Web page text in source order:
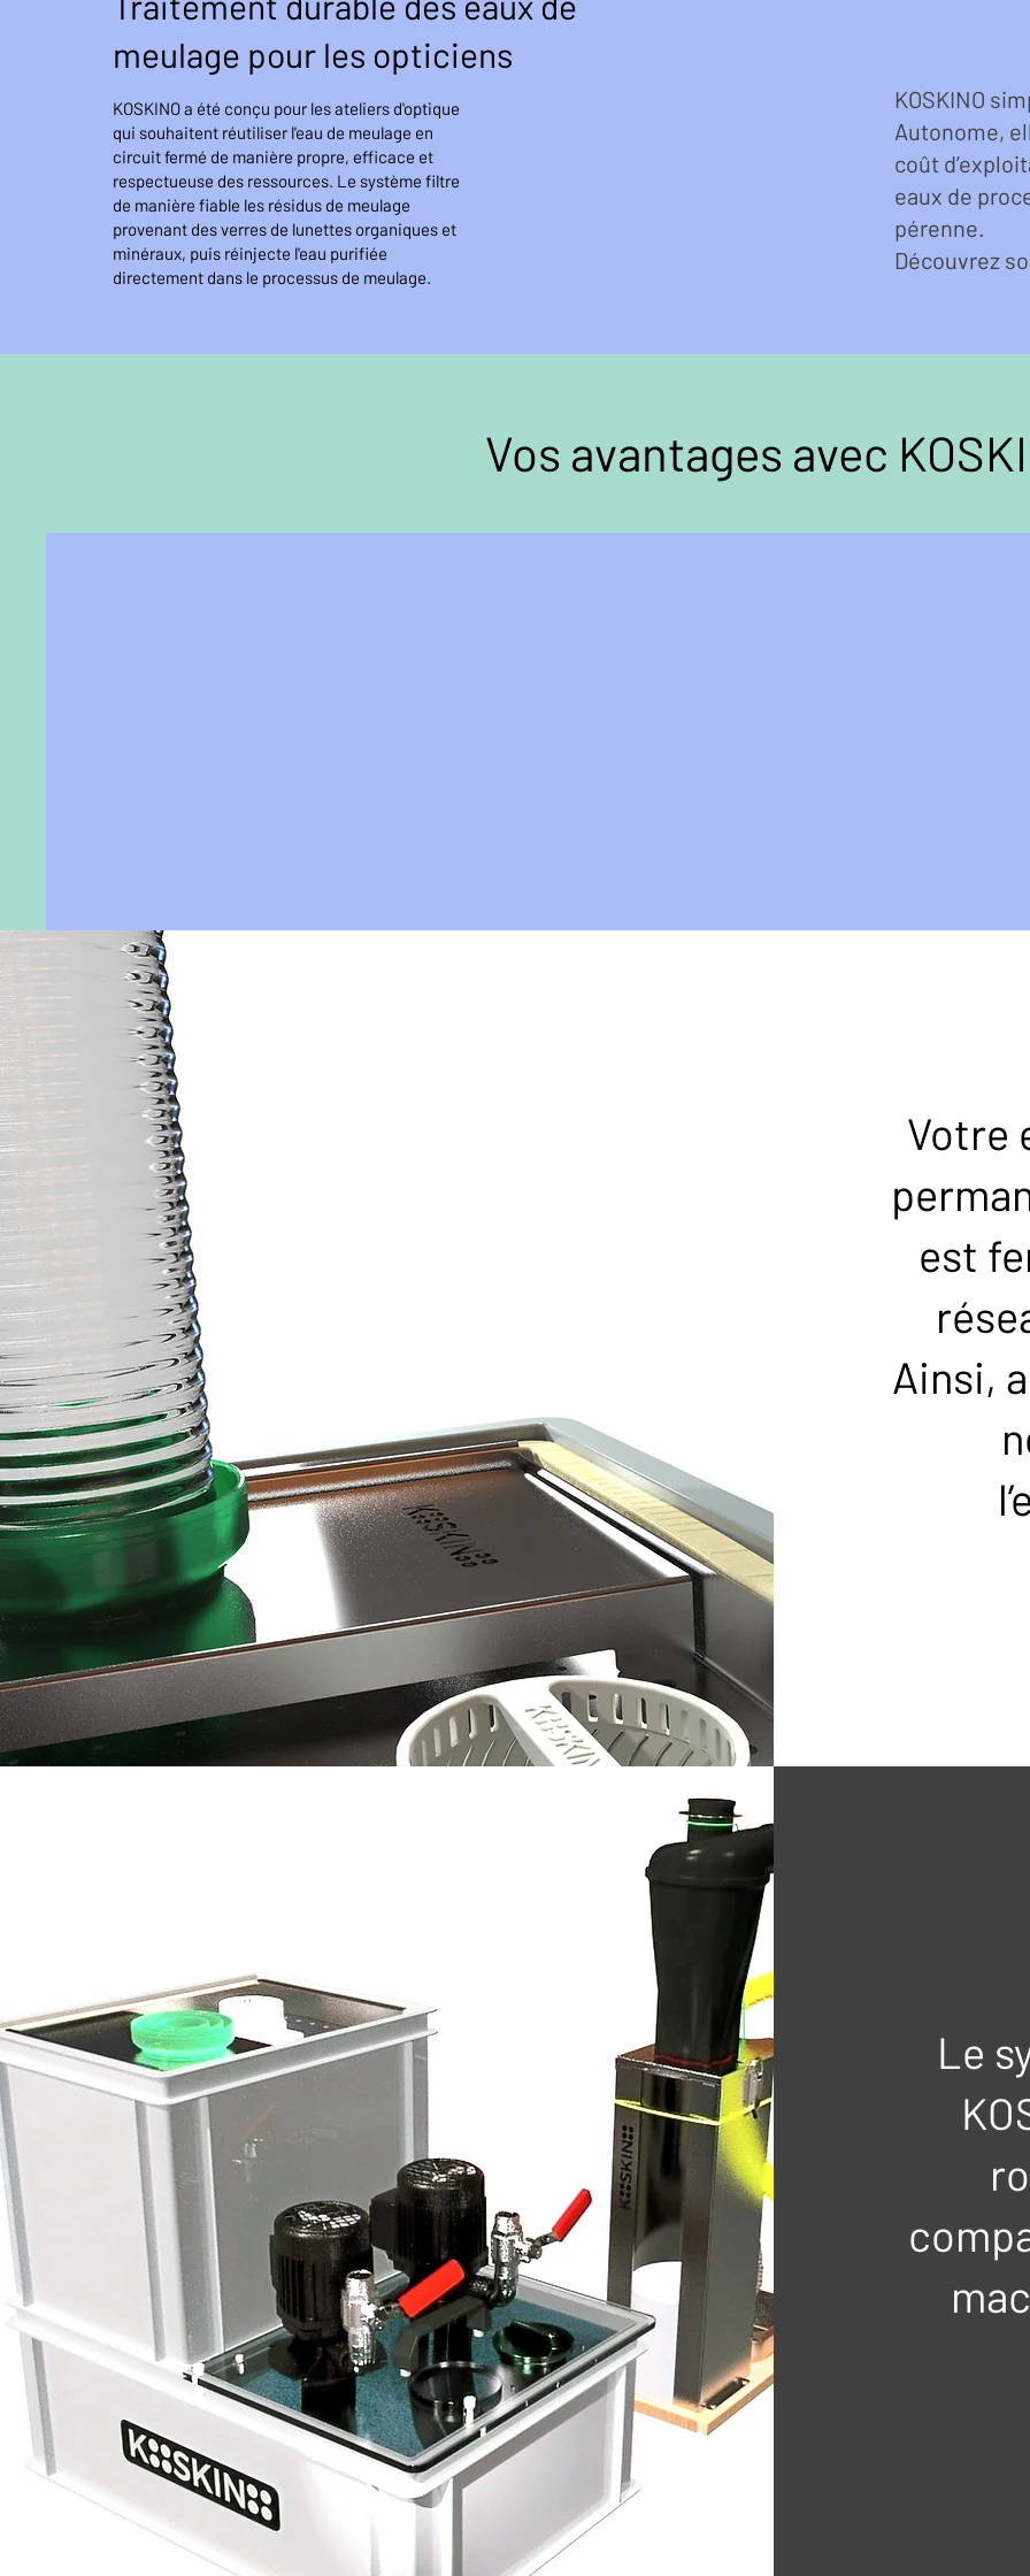
meulage pour les opticiens
KOSKINO a été conçu pour les ateliers d'optique
qui souhaitent réutiliser l'eau de meulage en
circuit fermé de manière propre, efficace et
respectueuse des ressources. Le système filtre
de manière fiable les résidus de meulage
provenant des verres de lunettes organiques et
minéraux, puis réinjecte l'eau purifiée
directement dans le processus de meulage.
KOSKINO
Autonome,
coût
eaux de
pérenne.
Découvrez
Vos avantages avec
Votre
est
Ainsi,
Le